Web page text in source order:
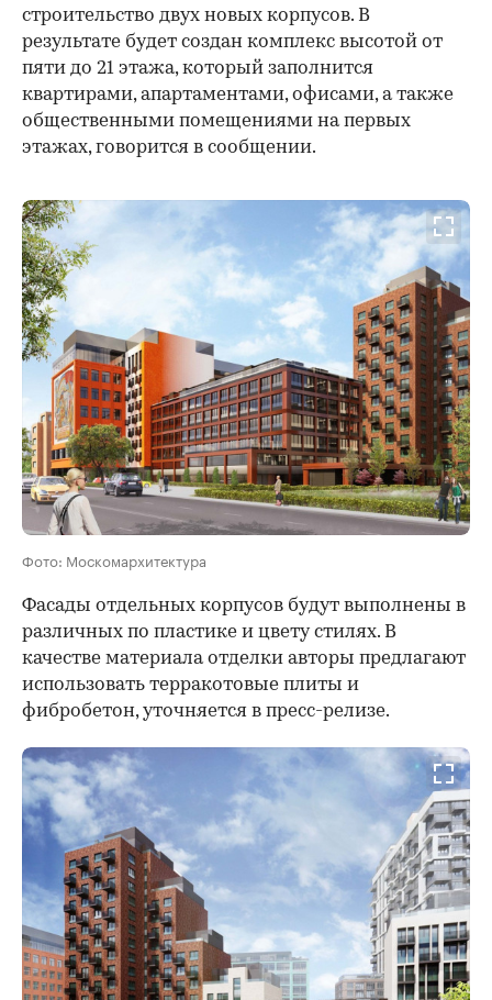
строительство двух новых корпусов. В
результате будет создан комплекс высотой от
пяти до 21 этажа, который заполнится
квартирами, апартаментами, офисами, а также
общественными помещениями на первых
этажах, говорится в сообщении.
00:00 / 00:00
Фото: Москомархитектура
Фасады отдельных корпусов будут выполнены в
различных по пластике и цвету стилях. В
качестве материала отделки авторы предлагают
использовать терракотовые плиты и
фибробетон, уточняется в пресс-релизе.